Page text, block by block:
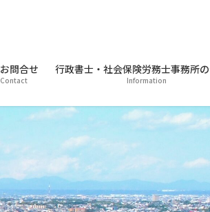
お問合せ
Contact
行政書士・社会保険労務士事務所
Information